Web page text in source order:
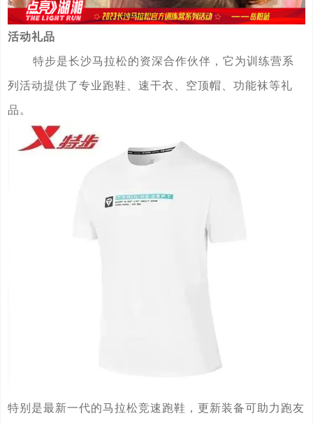
活动礼品
特步是长沙马拉松的资深合作伙伴，它为训练营系
列活动提供了专业跑鞋、速干衣、空顶帽、功能袜等礼
品。
特别是最新一代的马拉松竞速跑鞋，更新装备可助力跑友